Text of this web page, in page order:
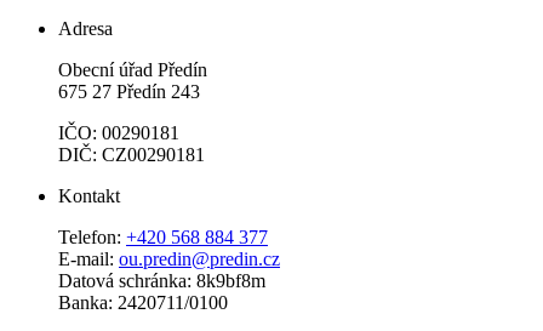
Adresa
Obecní úřad Předín
675 27 Předín 243
IČO: 00290181
DIČ: CZ00290181
Kontakt
Telefon: +420 568 884 377
E-mail: ou.predin@predin.cz
Datová schránka: 8k9bf8m
Banka: 2420711/0100